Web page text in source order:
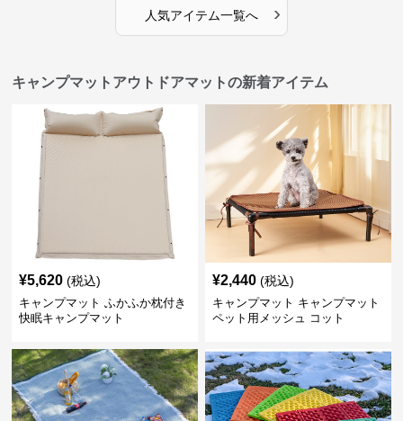
人気アイテム一覧へ ›
キャンプマットアウトドアマットの新着アイテム
¥5,620 (税込)
キャンプマット ふかふか枕付き
快眠キャンプマット
¥2,440 (税込)
キャンプマット キャンプマット
ペット用メッシュ コット